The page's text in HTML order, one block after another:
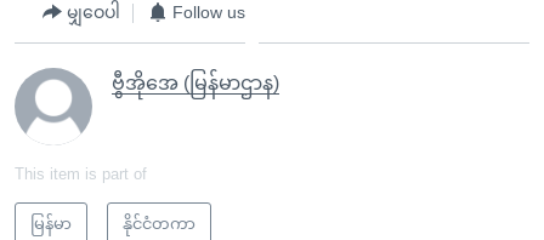
မျှဝေပါ Follow us
ဗွီအိုအေ (မြန်မာဌာန)
This item is part of
မြန်မာ နိုင်ငံတကာ